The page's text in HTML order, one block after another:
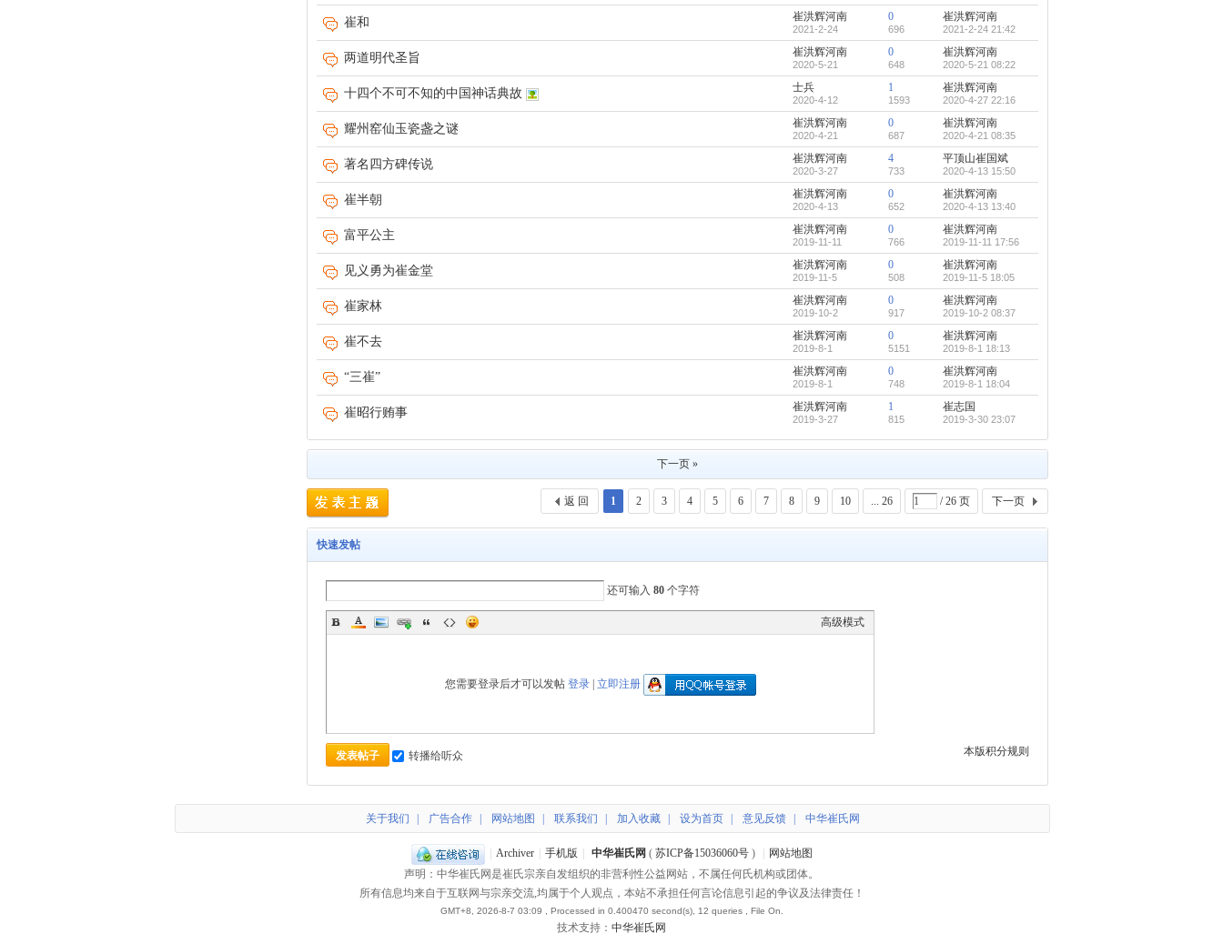
崔和 崔洪辉河南
2021-2-24
0
696
崔洪辉河南
2021-2-24 21:42
两道明代圣旨 崔洪辉河南
2020-5-21
0
648
崔洪辉河南
2020-5-21 08:22
十四个不可不知的中国神话典故 士兵
2020-4-12
1
1593
崔洪辉河南
2020-4-27 22:16
耀州窑仙玉瓷盏之谜 崔洪辉河南
2020-4-21
0
687
崔洪辉河南
2020-4-21 08:35
著名四方碑传说 崔洪辉河南
2020-3-27
4
733
平顶山崔国斌
2020-4-13 15:50
崔半朝 崔洪辉河南
2020-4-13
0
652
崔洪辉河南
2020-4-13 13:40
富平公主 崔洪辉河南
2019-11-11
0
766
崔洪辉河南
2019-11-11 17:56
见义勇为崔金堂 崔洪辉河南
2019-11-5
0
508
崔洪辉河南
2019-11-5 18:05
崔家林 崔洪辉河南
2019-10-2
0
917
崔洪辉河南
2019-10-2 08:37
崔不去 崔洪辉河南
2019-8-1
0
5151
崔洪辉河南
2019-8-1 18:13
“三崔” 崔洪辉河南
2019-8-1
0
748
崔洪辉河南
2019-8-1 18:04
崔昭行贿事 崔洪辉河南
2019-3-27
1
815
崔志国
2019-3-30 23:07
下一页 »
1 2 3 4 5 6 7 8 9 10 ... 26 / 26 页 下一页
返 回
快速发帖
还可输入 80 个字符
高级模式
您需要登录后才可以发帖 登录| 立即注册
本版积分规则
发表帖子 转播给听众
关于我们 广告合作 网站地图 联系我们 加入收藏 设为首页 意见反馈 中华崔氏网
Archiver 手机版 中华崔氏网 ( 苏ICP备15036060号)
网站地图
声明：中华崔氏网是崔氏宗亲自发组织的非营利性公益网站，不属任何氏机构或团体。
所有信息均来自于互联网与宗亲交流,均属于个人观点，本站不承担任何言论信息引起的争议及法律责任！
GMT+8, 2026-8-7 03:09 , Processed in 0.400470 second(s), 12 queries , File On.
技术支持： 中华崔氏网